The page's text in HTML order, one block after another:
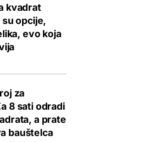
kvadrat
opcije,
evo koja
za
8 sati odradi
a prate
bauštelca